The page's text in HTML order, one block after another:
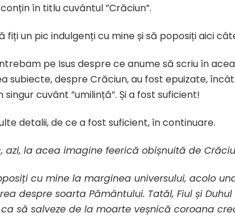
lui
în titlu cuvântul ”Crăciun”.
fiți un pic indulgenți cu mine și să poposiți aici
pe Isus despre ce anume să scriu în
subiecte, despre Crăciun, au fost epuizate,
singur cuvânt ”umilință”. Și a fost suficient!
detalii, de ce a fost suficient, în continuare.
azi, la acea imagine feerică obișnuită de
cu mine la marginea universului, acolo
despre soarta Pământului. Tatăl, Fiul și
să salveze de la moarte veșnică coroana